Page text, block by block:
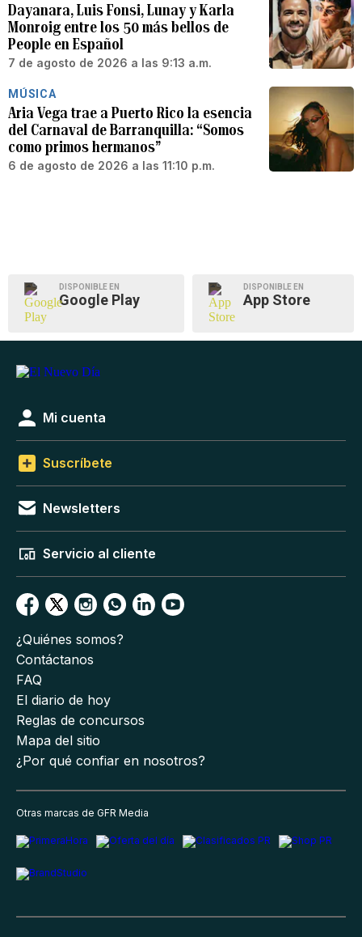
Dayanara, Luis Fonsi, Lunay y Karla
Monroig entre los 50 más bellos de
People en Español
7 de agosto de 2026 a las 9:13 a.m.
MÚSICA
Aria Vega trae a Puerto Rico la esencia
del Carnaval de Barranquilla: “Somos
como primos hermanos”
6 de agosto de 2026 a las 11:10 p.m.
DISPONIBLE EN
Google Play
DISPONIBLE EN
App Store
Mi cuenta
Suscríbete
Newsletters
Servicio al cliente
¿Quiénes somos?
Contáctanos
FAQ
El diario de hoy
Reglas de concursos
Mapa del sitio
¿Por qué confiar en nosotros?
Otras marcas de GFR Media